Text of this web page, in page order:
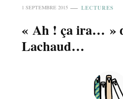
1 SEPTEMBRE 2015 LECTURES
« Ah ! ça ira… »
Lachaud…